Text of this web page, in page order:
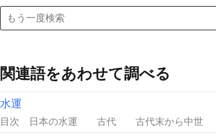
関連語をあわせて調べる
水運
目次 日本の水運 古代 古代末から中世